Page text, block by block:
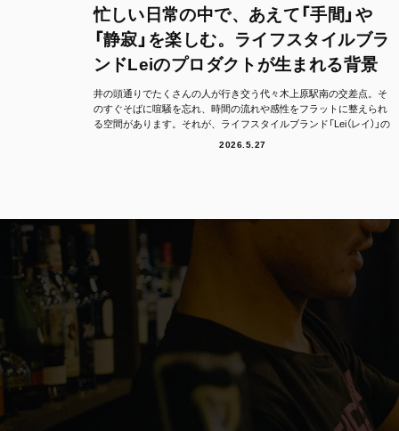
忙しい日常の中で、あえて「手間」や
「静寂」を楽しむ。ライフスタイルブラ
ンドLeiのプロダクトが生まれる背景
井の頭通りでたくさんの人が行き交う代々木上原駅南の交差点。そ
のすぐそばに喧騒を忘れ、時間の流れや感性をフラットに整えられ
る空間があります。それが、ライフスタイルブランド「Lei（レイ）」の
2026.5.27